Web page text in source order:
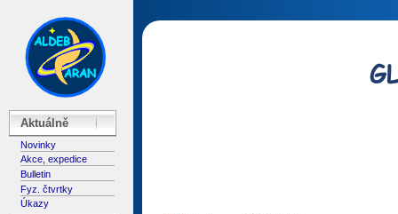
Aktuálně
Novinky
Akce, expedice
Bulletin
Fyz. čtvrtky
Úkazy